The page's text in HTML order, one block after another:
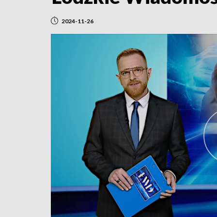
2024-11-26